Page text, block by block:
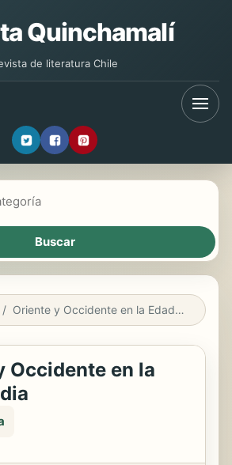
Quinchamalí
de literatura Chile
Oriente y Occidente en la Edad Media
Occidente en la